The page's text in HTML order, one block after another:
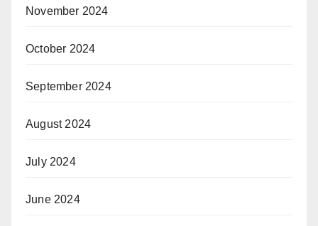
November 2024
October 2024
September 2024
August 2024
July 2024
June 2024